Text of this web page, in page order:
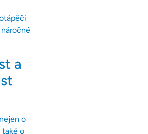
náročné
a
o
také o